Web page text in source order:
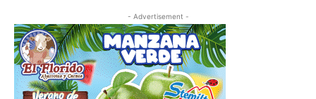
- Advertisement -